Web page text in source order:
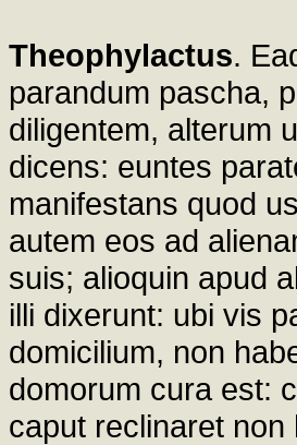
Theophylactus.
parandum pascha,
diligentem, alterum
dicens: euntes
manifestans quod
autem eos ad
suis; alioquin apud
illi dixerunt: ubi vis
domicilium, non
domorum cura est:
caput reclinaret non